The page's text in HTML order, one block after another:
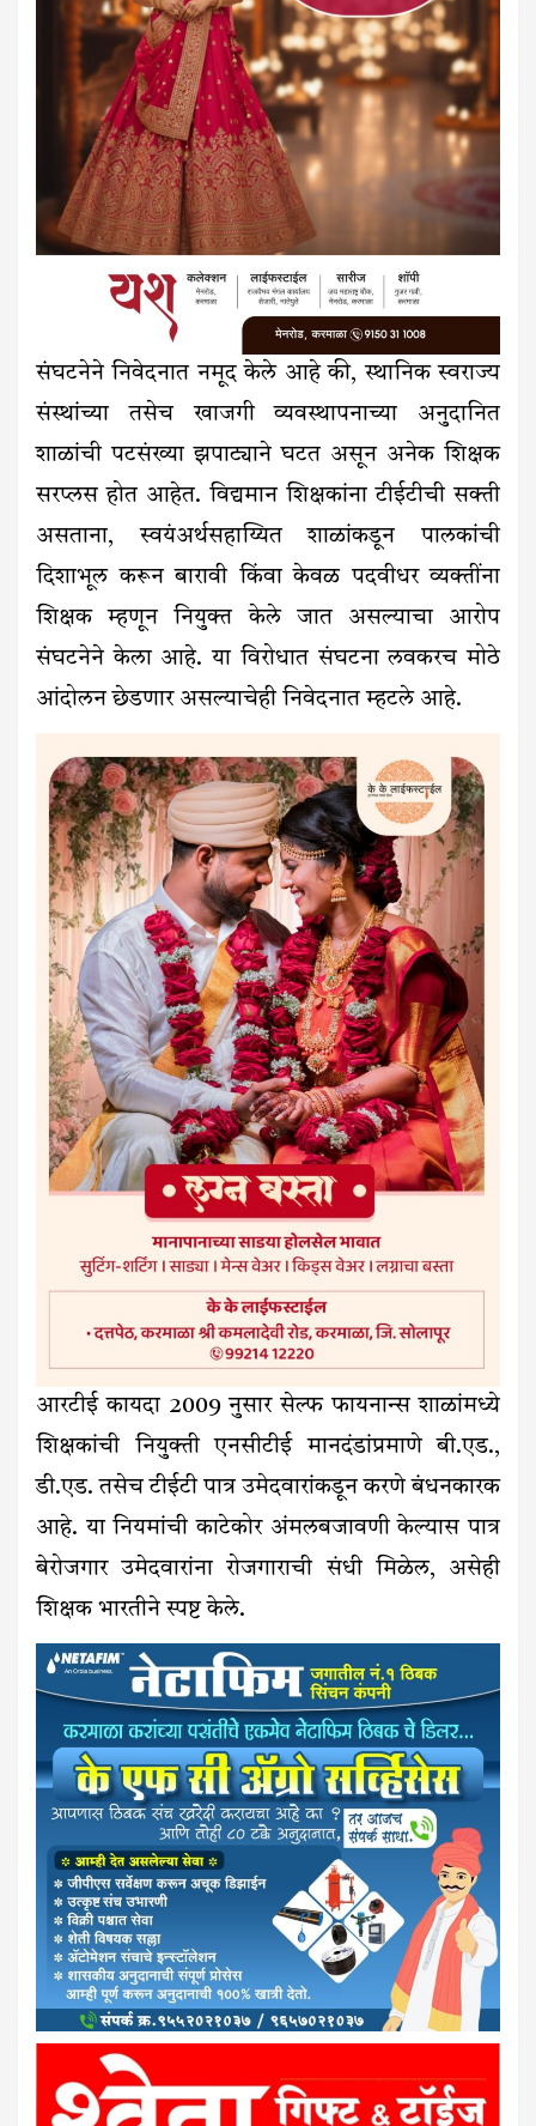
संघटनेने निवेदनात नमूद केले आहे की, स्थानिक स्वराज्य
संस्थांच्या तसेच खाजगी व्यवस्थापनाच्या अनुदानित
शाळांची पटसंख्या झपाट्याने घटत असून अनेक शिक्षक
सरप्लस होत आहेत. विद्यमान शिक्षकांना टीईटीची सक्ती
असताना, स्वयंअर्थसहाय्यित शाळांकडून पालकांची
दिशाभूल करून बारावी किंवा केवळ पदवीधर व्यक्तींना
शिक्षक म्हणून नियुक्त केले जात असल्याचा आरोप
संघटनेने केला आहे. या विरोधात संघटना लवकरच मोठे
आंदोलन छेडणार असल्याचेही निवेदनात म्हटले आहे.
आरटीई कायदा 2009 नुसार सेल्फ फायनान्स शाळांमध्ये
शिक्षकांची नियुक्ती एनसीटीई मानदंडांप्रमाणे बी.एड.,
डी.एड. तसेच टीईटी पात्र उमेदवारांकडून करणे बंधनकारक
आहे. या नियमांची काटेकोर अंमलबजावणी केल्यास पात्र
बेरोजगार उमेदवारांना रोजगाराची संधी मिळेल, असेही
शिक्षक भारतीने स्पष्ट केले.